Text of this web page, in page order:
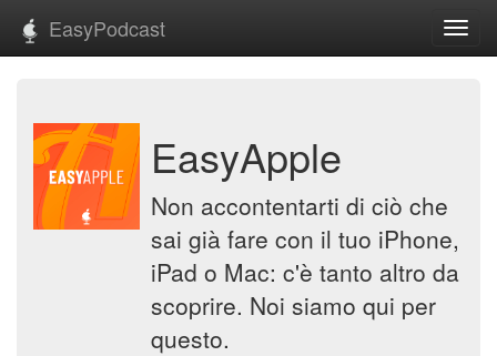
EasyPodcast
EasyApple
Non accontentarti di ciò che
sai già fare con il tuo iPhone,
iPad o Mac: c'è tanto altro da
scoprire. Noi siamo qui per
questo.